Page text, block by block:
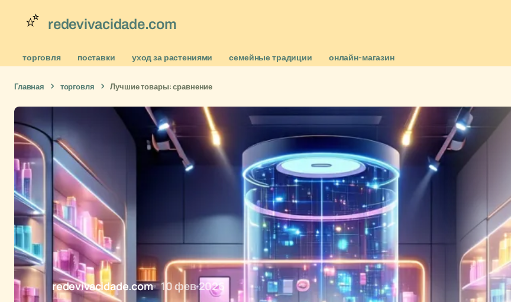
redevivacidade.com
торговля поставки уход за растениями семейные традиции онлайн-магазин
Главная торговля Лучшие товары: сравнение
redevivacidade.com 10 фев 2026